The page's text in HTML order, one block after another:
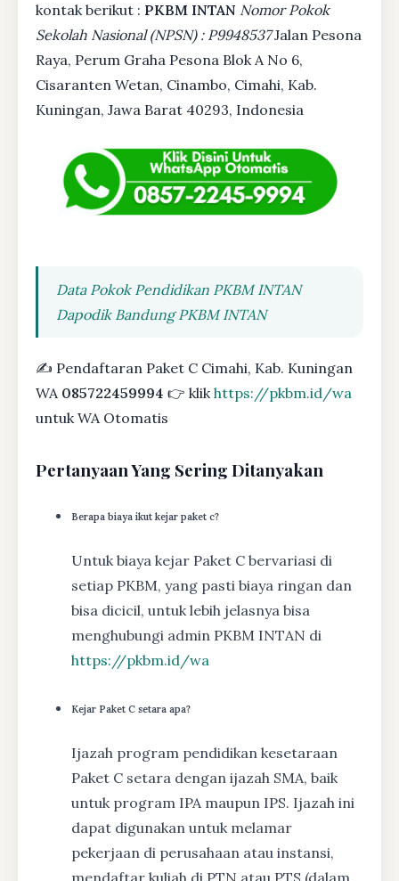
kontak berikut : PKBM INTAN Nomor Pokok
Sekolah Nasional (NPSN) : P9948537Jalan Pesona
Raya, Perum Graha Pesona Blok A No 6,
Cisaranten Wetan, Cinambo, Cimahi, Kab.
Kuningan, Jawa Barat 40293, Indonesia
Data Pokok Pendidikan PKBM INTAN
Dapodik Bandung PKBM INTAN
✍ Pendaftaran Paket C Cimahi, Kab. Kuningan
WA 085722459994 👉 klikhttps://pkbm.id/wa
untuk WA Otomatis
Pertanyaan Yang Sering Ditanyakan
Berapa biaya ikut kejar paket c?
Untuk biaya kejar Paket C bervariasi di
setiap PKBM, yang pasti biaya ringan dan
bisa dicicil, untuk lebih jelasnya bisa
menghubungi admin PKBM INTAN di
https://pkbm.id/wa
Kejar Paket C setara apa?
Ijazah program pendidikan kesetaraan
Paket C setara dengan ijazah SMA, baik
untuk program IPA maupun IPS. Ijazah ini
dapat digunakan untuk melamar
pekerjaan di perusahaan atau instansi,
mendaftar kuliah di PTN atau PTS (dalam